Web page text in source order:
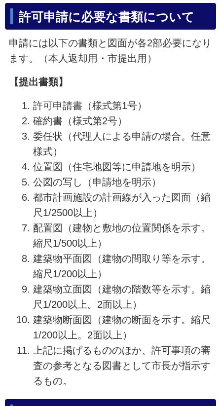
許可申請に必要な書類について
申請には以下の書類と図面が各2部必要になり
ます。（本人返却用・市提出用）
【提出書類】
許可申請書（様式第1号）
確約書（様式第2号）
委任状（代理人による申請の場合。任意
様式）
位置図（住宅地図等に申請地を明示）
公図の写し（申請地を明示）
都市計画施設の計画線が入った図面（縮
尺1/2500以上）
配置図（建物と敷地の位置関係を示す。
縮尺1/500以上）
建築物平面図（建物の間取り等を示す。
縮尺1/200以上）
建築物立面図（建物の階数等を示す。縮
尺1/200以上。2面以上）
建築物断面図（建物の断面を示す。縮尺
1/200以上。2面以上）
上記に掲げるもののほか、許可事項の審
査の参考となる図書として市長が指示す
るもの。